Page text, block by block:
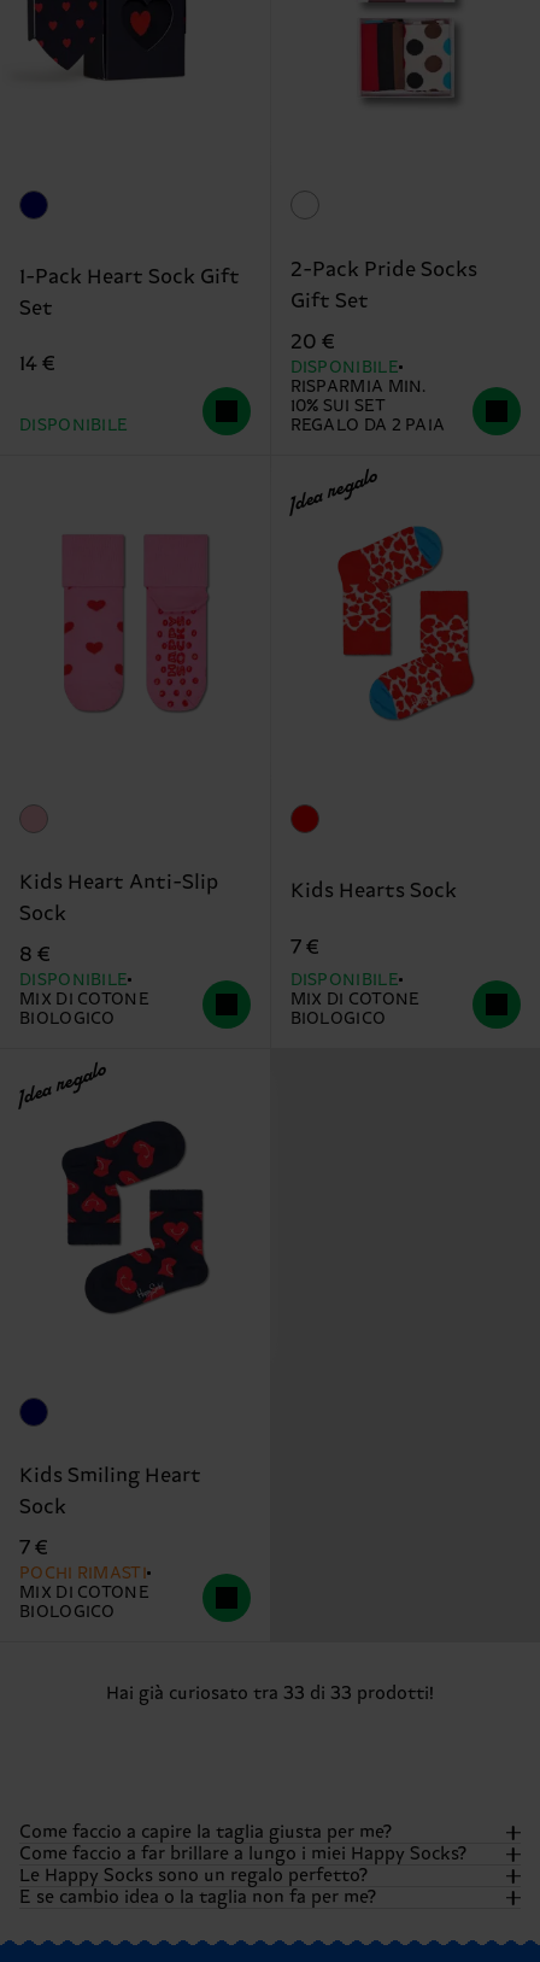
1-Pack Heart Sock Gift
Set
14 €
DISPONIBILE
2-Pack Pride Socks
Gift Set
20 €
DISPONIBILE
RISPARMIA MIN.
10% SUI SET
REGALO DA 2 PAIA
Kids Heart Anti-Slip
Sock
8 €
DISPONIBILE
MIX DI COTONE
BIOLOGICO
Idea regalo
Kids Hearts Sock
7 €
DISPONIBILE
MIX DI COTONE
BIOLOGICO
Idea regalo
Kids Smiling Heart
Sock
7 €
POCHI RIMASTI
MIX DI COTONE
BIOLOGICO
Hai già curiosato tra 33 di 33 prodotti!
Come faccio a capire la taglia giusta per me?
Vogliamo che i tuoi piedi siano comodi tanto quanto
sfoggiano colore! La maggior parte delle nostre calze ha le
le calze per bambini, l’intimo o le ciabatte da piscina –
Come faccio a far brillare a lungo i miei Happy Socks?
Per mantenere i colori brillanti e la felicità sempre al top, ti
via libera al lavaggio in lavatrice a 40°C (104°F). Niente
Le Happy Socks sono un regalo perfetto?
regalate. Dai modelli singoli ai multipack, fino alle edizioni
E se cambio idea o la taglia non fa per me?
Vogliamo che tu sia al settimo cielo con il tuo acquisto! Se